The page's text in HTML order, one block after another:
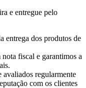
e entregue pelo
entrega dos produtos de
fiscal e garantimos a
avaliados regularmente
com os clientes